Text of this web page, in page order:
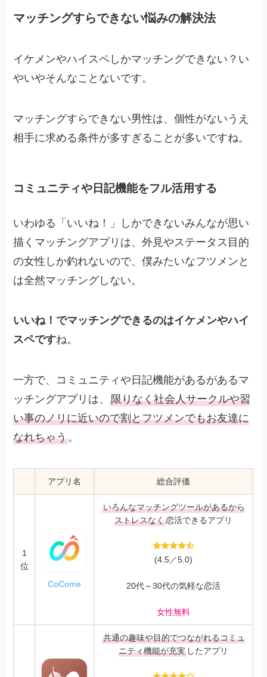
マッチングすらできない悩みの解決法
イケメンやハイスペしかマッチングできない？い
やいやそんなことないです。
マッチングすらできない男性は、個性がないうえ
相手に求める条件が多すぎることが多いですね。
コミュニティや日記機能をフル活用する
いわゆる「いいね！」しかできないみんなが思い
描くマッチングアプリは、外見やステータス目的
の女性しか釣れないので、僕みたいなフツメンと
は全然マッチングしない。
いいね！でマッチングできるのはイケメンやハイ
スペですね。
一方で、コミュニティや日記機能があるがあるマ
ッチングアプリは、限りなく社会人サークルや習
い事のノリに近いので割とフツメンでもお友達に
なれちゃう。
アプリ名 総合評価
1
位
CoCome
いろんなマッチングツールがあるから
ストレスなく恋活できるアプリ
(4.5／5.0)
20代～30代の気軽な恋活
女性無料
共通の趣味や目的でつながれるコミュ
ニティ機能が充実 したアプリ